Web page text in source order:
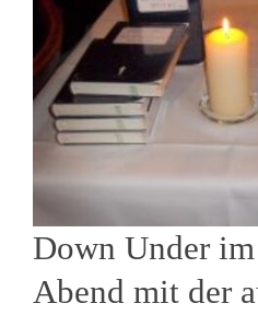
Down Under
Abend mit der